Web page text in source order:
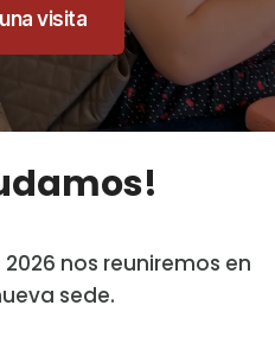
visita
nos reuniremos en
sede.